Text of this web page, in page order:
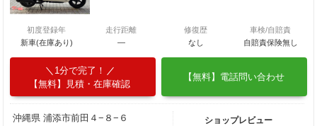
初度登録年
新車(在庫あり)
走行距離
―
修復歴
なし
車検/自賠責
自賠責保険無し
1分で完了！
【無料】見積・在庫確認
【無料】電話問い合わせ
沖縄県 浦添市前田４−８−６
ショップレビュー